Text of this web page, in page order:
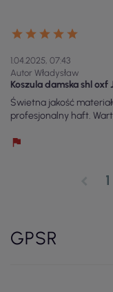
1.04.2025, 07:43
Autor Władysław
Koszula damska shl oxf
Świetna jakość
profesjonalny haft.
1
GPSR